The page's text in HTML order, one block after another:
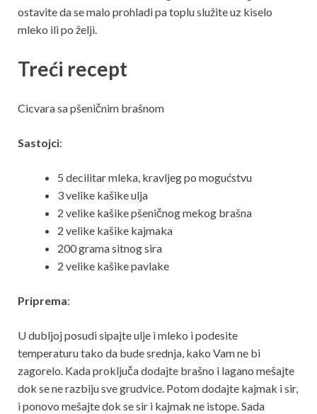
ostavite da se malo prohladi pa toplu služite uz kiselo
mleko ili po želji.
Treći recept
Cicvara sa pšeničnim brašnom
Sastojci:
5 decilitar mleka, kravljeg po mogućstvu
3 velike kašike ulja
2 velike kašike pšeničnog mekog brašna
2 velike kašike kajmaka
200 grama sitnog sira
2 velike kašike pavlake
Priprema:
U dubljoj posudi sipajte ulje i mleko i podesite
temperaturu tako da bude srednja, kako Vam ne bi
zagorelo. Kada proključa dodajte brašno i lagano mešajte
dok se ne razbiju sve grudvice. Potom dodajte kajmak i sir,
i ponovo mešajte dok se sir i kajmak ne istope. Sada